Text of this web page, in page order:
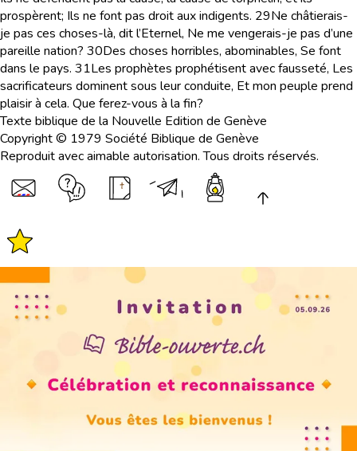
prospèrent; Ils ne font pas droit aux indigents. 29Ne châtierais-
je pas ces choses-là, dit l’Eternel, Ne me vengerais-je pas d’une
pareille nation? 30Des choses horribles, abominables, Se font
dans le pays. 31Les prophètes prophétisent avec fausseté, Les
sacrificateurs dominent sous leur conduite, Et mon peuple prend
plaisir à cela. Que ferez-vous à la fin?
Texte biblique de la Nouvelle Edition de Genève
Copyright © 1979 Société Biblique de Genève
Reproduit avec aimable autorisation. Tous droits réservés.